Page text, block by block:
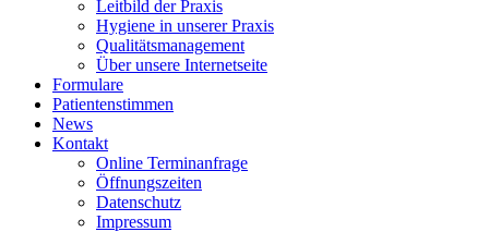
Leitbild der Praxis
Hygiene in unserer Praxis
Qualitätsmanagement
Über unsere Internetseite
Formulare
Patientenstimmen
News
Kontakt
Online Terminanfrage
Öffnungszeiten
Datenschutz
Impressum